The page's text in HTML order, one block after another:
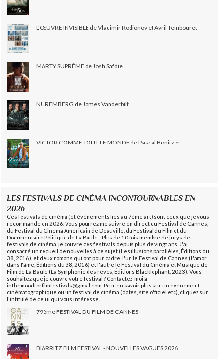
L’ŒUVRE INVISIBLE de Vladimir Rodionov et Avril Tembouret
MARTY SUPRÊME de Josh Safdie
NUREMBERG de James Vanderbilt
VICTOR COMME TOUT LE MONDE de Pascal Bonitzer
LES FESTIVALS DE CINÉMA INCONTOURNABLES EN
2026
Ces festivals de cinéma (et évènements liés au 7ème art) sont ceux que je vous
recommande en 2026. Vous pourrez me suivre en direct du Festival de Cannes,
du Festival du Cinéma Américain de Deauville, du Festival du Film et du
Documentaire Politique de La Baule... Plus de 10 fois membre de jurys de
festivals de cinéma, je couvre ces festivals depuis plus de vingt ans. J'ai
consacré un recueil de nouvelles à ce sujet (Les illusions parallèles, Éditions du
38, 2016), et deux romans qui ont pour cadre, l'un le Festival de Cannes (L'amor
dans l'âme, Éditions du 38, 2016) et l'autre le Festival du Cinéma et Musique de
Film de La Baule (La Symphonie des rêves, Éditions Blacklephant, 2023). Vous
souhaitez que je couvre votre festival ? Contactez-moi à
inthemoodforfilmfestivals@gmail.com. Pour en savoir plus sur un évènement
cinématographique ou un festival de cinéma (dates, site officiel etc), cliquez sur
l'intitulé de celui qui vous intéresse.
79ème FESTIVAL DU FILM DE CANNES
BIARRITZ FILM FESTIVAL - NOUVELLES VAGUES 2026